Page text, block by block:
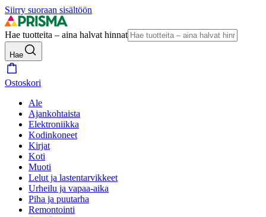
Siirry suoraan sisältöön
Hae tuotteita – aina halvat hinnat
Hae
Ostoskori
Ale
Ajankohtaista
Elektroniikka
Kodinkoneet
Kirjat
Koti
Muoti
Lelut ja lastentarvikkeet
Urheilu ja vapaa-aika
Piha ja puutarha
Remontointi